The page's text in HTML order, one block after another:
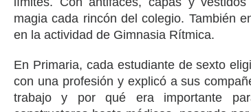
magia cada rincón del colegio. También
en la actividad de Gimnasia Rítmica.
En Primaria, cada estudiante de sexto
con una profesión y explicó a sus
trabajo y por qué era importante